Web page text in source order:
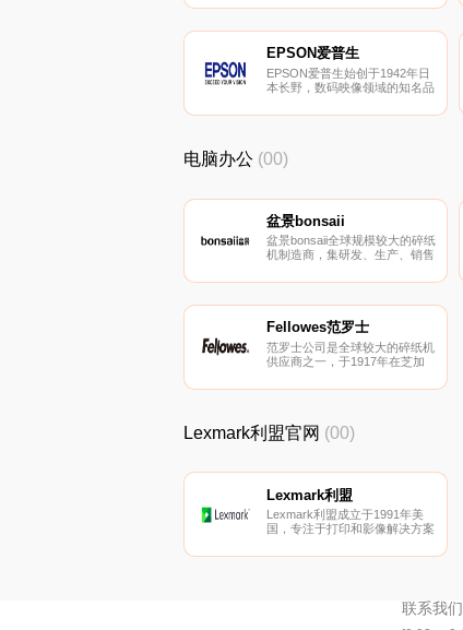
事扫描仪系列产品研发、生产、
EPSON爱普生
EPSON爱普生始创于1942年日
本长野，数码映像领域的知名品
机器人及打印机等关联产品的生
点享誉业界。
电脑办公 (00)
盆景bonsaii
盆景bonsaii全球规模较大的碎纸
机制造商，集研发、生产、销售
装订机、点钞机、塑封机及其他
Fellowes范罗士
范罗士公司是全球较大的碎纸机
供应商之一，于1917年在芝加
展，公司已发展成为能够提供广
Lexmark利盟官网 (00)
Lexmark利盟
Lexmark利盟成立于1991年美
国，专注于打印和影像解决方案
盟提供成像和输出技术解决方案
光打印机、多功能一体机等产品
联系我们